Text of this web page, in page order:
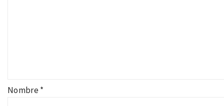
Nombre*